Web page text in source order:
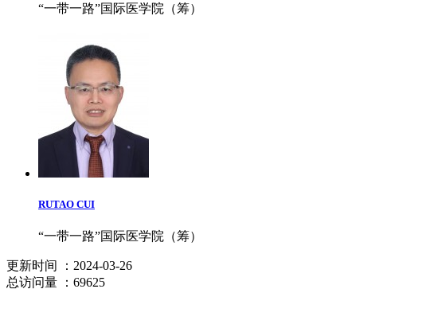
“一带一路”国际医学院（筹）
RUTAO CUI
“一带一路”国际医学院（筹）
更新时间
：2024-03-26
总访问量 ：69625